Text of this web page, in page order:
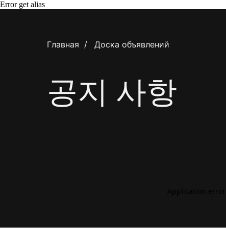
Error get alias
Главная / Доска объявлений
공지 사항